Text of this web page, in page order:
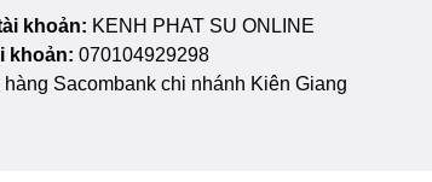
khoản: KENH PHAT SU ONLINE
khoản: 070104929298
hàng Sacombank chi nhánh Kiên Giang